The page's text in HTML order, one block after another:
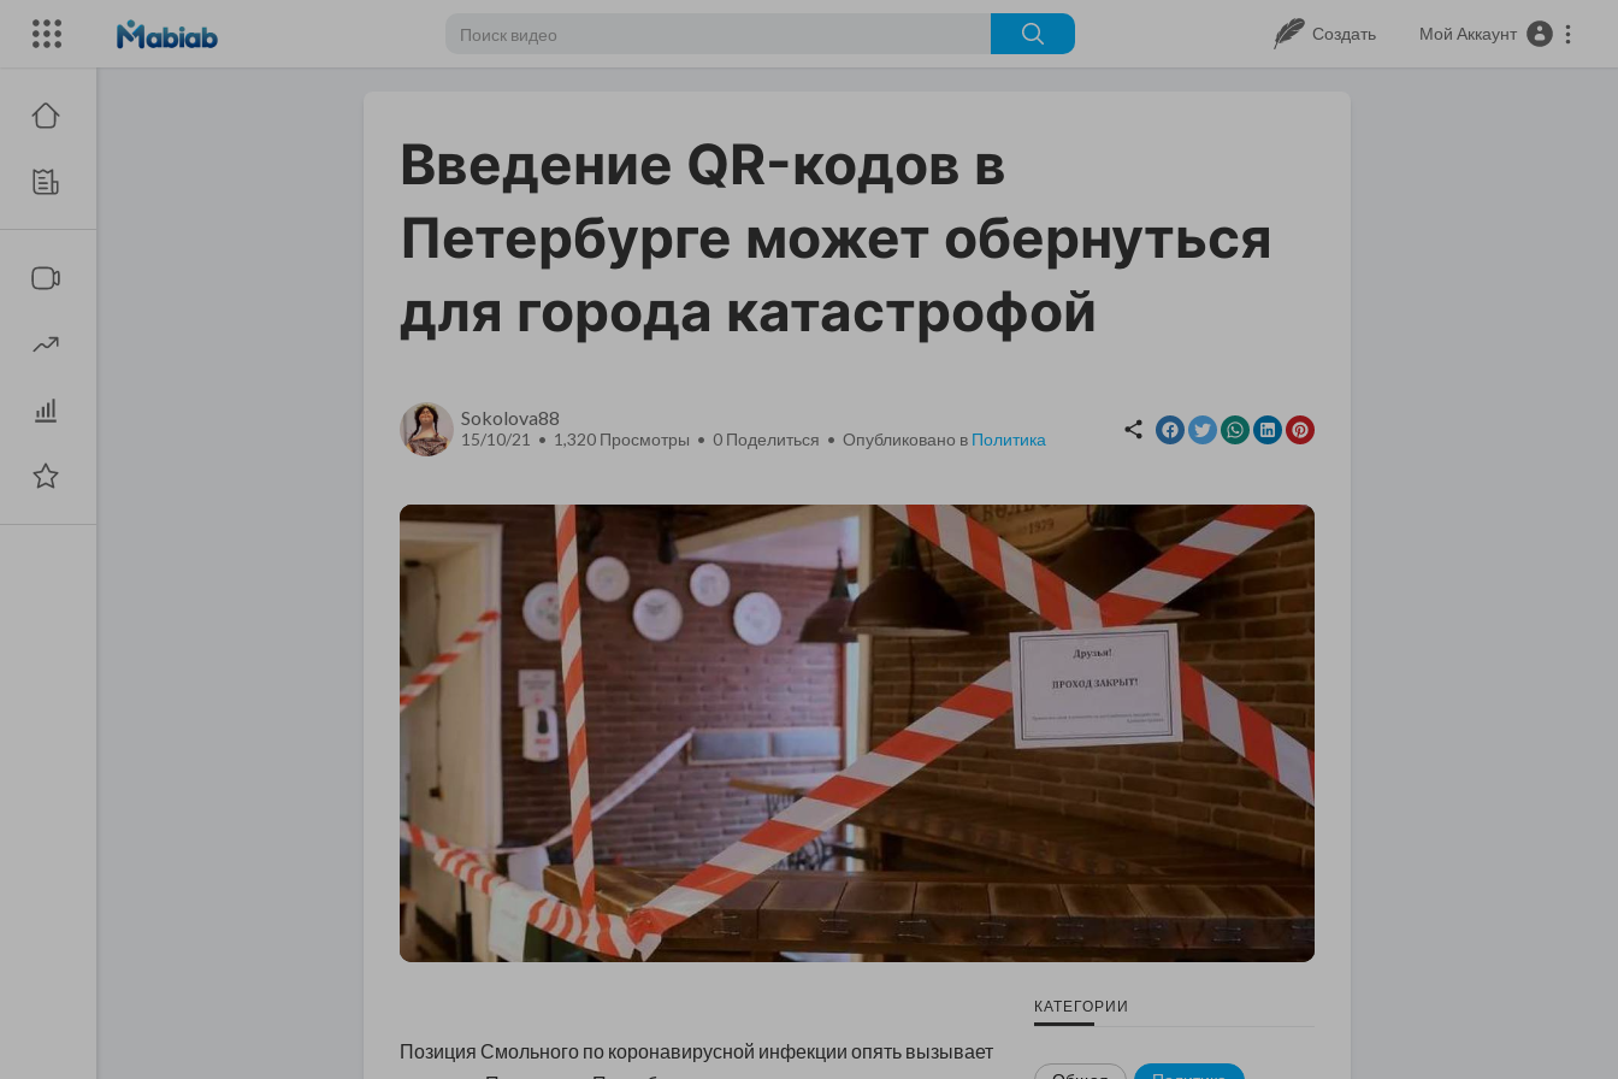
Создать Мой Аккаунт
Введение QR-кодов в
Петербурге может обернуться
для города катастрофой
Sokolova88
15/10/21 • 1,320 Просмотры • 0 Поделиться • Опубликовано в Политика
Позиция Смольного по коронавирусной инфекции опять вызывает
КАТЕГОРИИ